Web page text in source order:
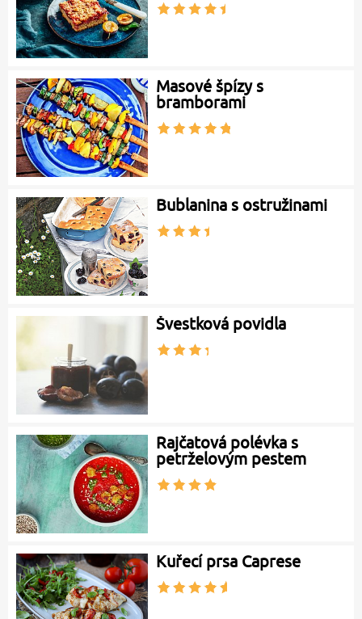
Masové špízy s
bramborami
Bublanina s ostružinami
Švestková povidla
Rajčatová polévka s
petrželovým pestem
Kuřecí prsa Caprese